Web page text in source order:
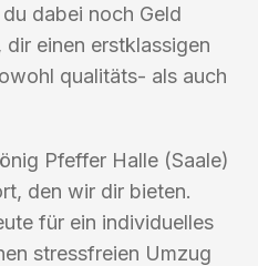
dabei noch Geld
einen erstklassigen
qualitäts- als auch
Pfeffer Halle (Saale)
den wir dir bieten.
für ein individuelles
stressfreien Umzug